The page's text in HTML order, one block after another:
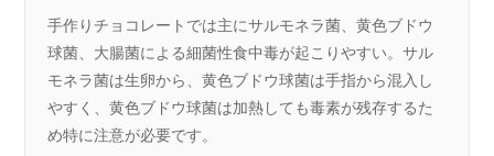
手作りチョコレートでは主にサルモネラ菌、黄色ブドウ
球菌、大腸菌による細菌性食中毒が起こりやすい。サル
モネラ菌は生卵から、黄色ブドウ球菌は手指から混入し
やすく、黄色ブドウ球菌は加熱しても毒素が残存するた
め特に注意が必要です。